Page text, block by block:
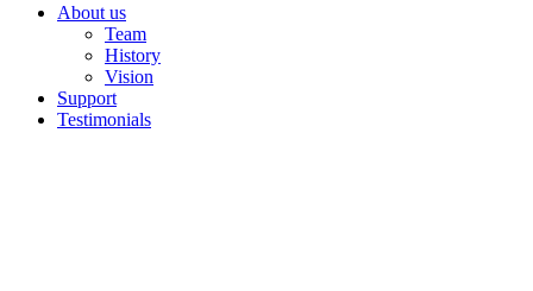
About us
Team
History
Vision
Support
Testimonials